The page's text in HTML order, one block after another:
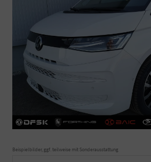
Beispielbilder, ggf. teilweise mit Sonderausstattung